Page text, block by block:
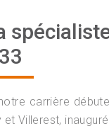
carrière
Villerest,